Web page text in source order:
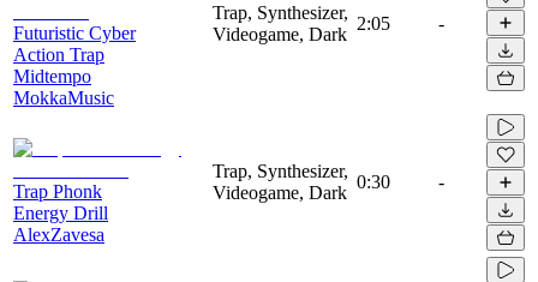
Futuristic Cyber
Action Trap
Midtempo
MokkaMusic
Trap, Synthesizer,
Videogame, Dark
2:05 -
Trap Phonk
Energy Drill
AlexZavesa
Trap, Synthesizer,
Videogame, Dark
0:30 -